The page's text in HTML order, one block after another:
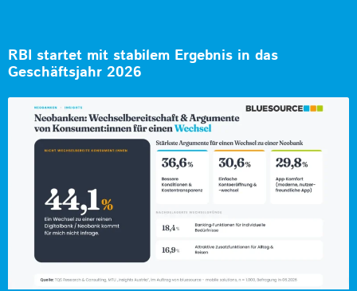
RBI startet mit stabilem Ergebnis in das
Geschäftsjahr 2026